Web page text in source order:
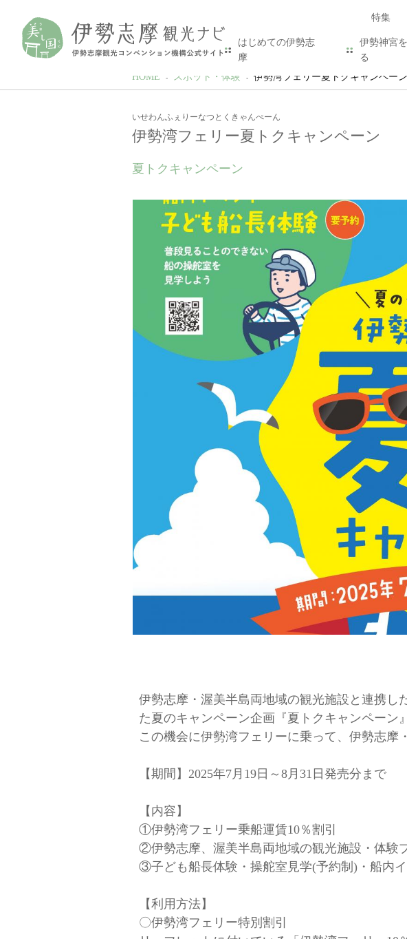
特集
はじめての伊勢志
摩
伊勢神宮
る
HOME スポット・体験 伊勢湾フェリー夏トクキャンペーン
いせわんふぇりーなつとくきゃんぺーん
伊勢湾フェリー夏トクキャンペーン
夏トクキャンペーン
伊勢志摩・渥美半島両地域の観光施設と連携し
た夏のキャンペーン企画『夏トクキャンペーン
この機会に伊勢湾フェリーに乗って、伊勢志摩
【期間】2025年7月19日～8月31日発売分まで
【内容】
①伊勢湾フェリー乗船運賃10％割引
②伊勢志摩、渥美半島両地域の観光施設・体験
③子ども船長体験・操舵室見学(予約制)・船内イ
【利用方法】
〇伊勢湾フェリー特別割引